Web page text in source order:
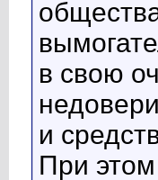
в свою
и
При